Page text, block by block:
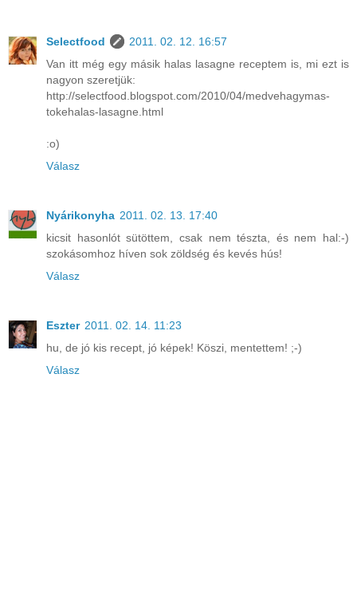
Selectfood
2011. 02. 12. 16:57
Van itt még egy másik halas lasagne receptem is, mi ezt is
nagyon szeretjük:
http://selectfood.blogspot.com/2010/04/medvehagymas-
tokehalas-lasagne.html
:o)
Válasz
Nyárikonyha 2011. 02. 13. 17:40
kicsit hasonlót sütöttem, csak nem tészta, és nem hal:-)
szokásomhoz híven sok zöldség és kevés hús!
Válasz
Eszter 2011. 02. 14. 11:23
hu, de jó kis recept, jó képek! Köszi, mentettem! ;-)
Válasz